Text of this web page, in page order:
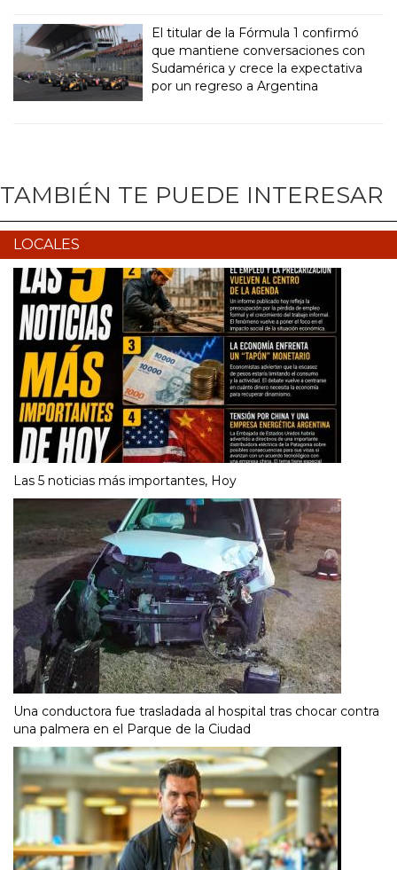
El titular de la Fórmula 1 confirmó
que mantiene conversaciones con
Sudamérica y crece la expectativa
por un regreso a Argentina
TAMBIÉN TE PUEDE INTERESAR
LOCALES
Las 5 noticias más importantes, Hoy
Una conductora fue trasladada al hospital tras chocar contra
una palmera en el Parque de la Ciudad